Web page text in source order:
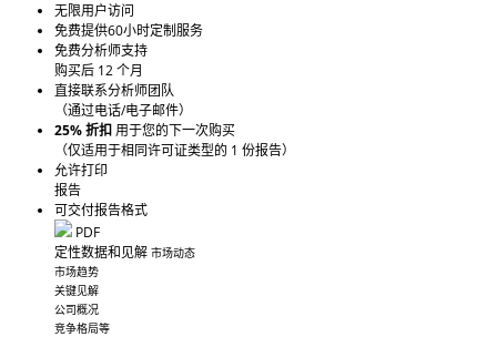
无限用户访问
免费提供60小时定制服务
免费分析师支持
购买后 12 个月
直接联系分析师团队
（通过电话/电子邮件）
25% 折扣用于您的下一次购买
（仅适用于相同许可证类型的 1 份报告）
允许打印
报告
可交付报告格式
PDF
定性数据和见解 市场动态
市场趋势
关键见解
公司概况
竞争格局等